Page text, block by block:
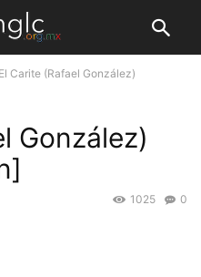
El Carite (Rafael González)
González)
0
1025